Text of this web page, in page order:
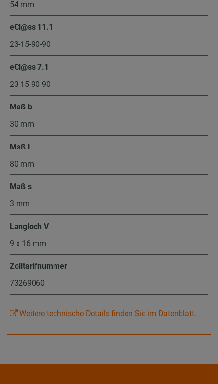
54 mm
eCl@ss 11.1
23-15-90-90
eCl@ss 7.1
23-15-90-90
Maß b
30 mm
Maß L
80 mm
Maß s
3 mm
Langloch V
9 x 16 mm
Zolltarifnummer
73269060
Weitere technische Details finden Sie im Datenblatt.